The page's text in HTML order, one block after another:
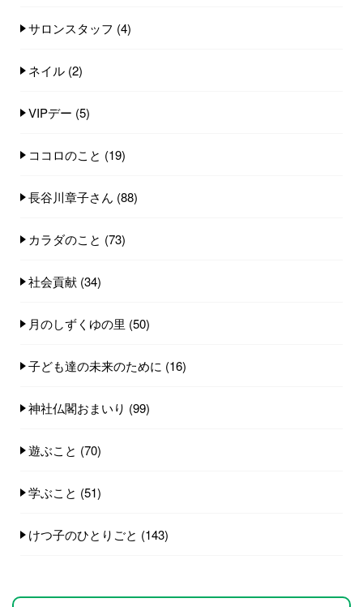
サロンスタッフ (4)
ネイル (2)
VIPデー (5)
ココロのこと (19)
長谷川章子さん (88)
カラダのこと (73)
社会貢献 (34)
月のしずくゆの里 (50)
子ども達の未来のために (16)
神社仏閣おまいり (99)
遊ぶこと (70)
学ぶこと (51)
けつ子のひとりごと (143)